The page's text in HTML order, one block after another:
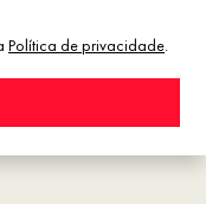
Política de privacidade.